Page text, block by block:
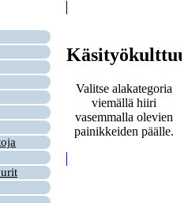
Valitse alakategoria
viemällä hiiri
vasemmalla olevien
painikkeiden päälle.